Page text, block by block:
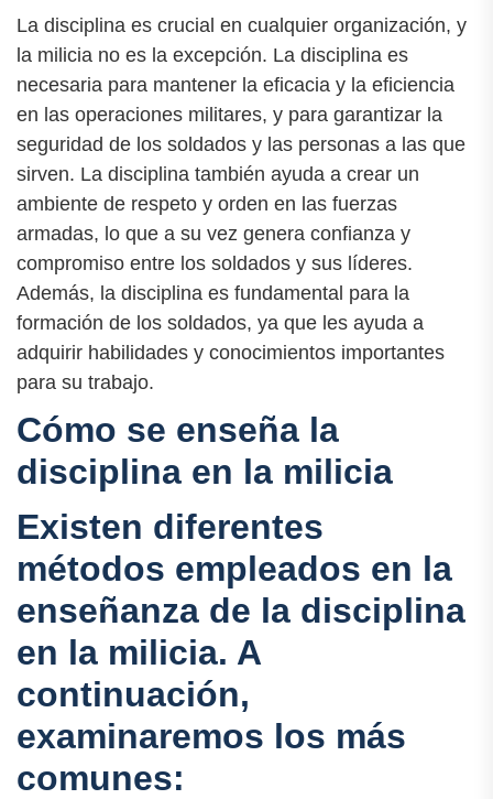
La disciplina es crucial en cualquier organización, y
la milicia no es la excepción. La disciplina es
necesaria para mantener la eficacia y la eficiencia
en las operaciones militares, y para garantizar la
seguridad de los soldados y las personas a las que
sirven. La disciplina también ayuda a crear un
ambiente de respeto y orden en las fuerzas
armadas, lo que a su vez genera confianza y
compromiso entre los soldados y sus líderes.
Además, la disciplina es fundamental para la
formación de los soldados, ya que les ayuda a
adquirir habilidades y conocimientos importantes
para su trabajo.
Cómo se enseña la
disciplina en la milicia
Existen diferentes
métodos empleados en la
enseñanza de la disciplina
en la milicia. A
continuación,
examinaremos los más
comunes: